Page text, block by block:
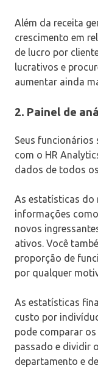
Além da receita
crescimento em
de lucro por
lucrativos e
aumentar ainda
2. Painel de
Seus funcionários
com o HR
dados de todos
As estatísticas do
informações
novos
ativos. Você
proporção de
por qualquer
As estatísticas
custo por
pode comparar
passado e dividir
departamento e